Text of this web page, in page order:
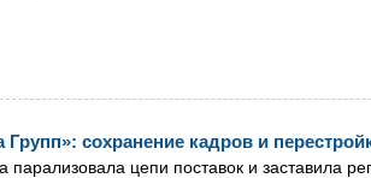
сохранение кадров и
парализовала цепи поставок и заставила